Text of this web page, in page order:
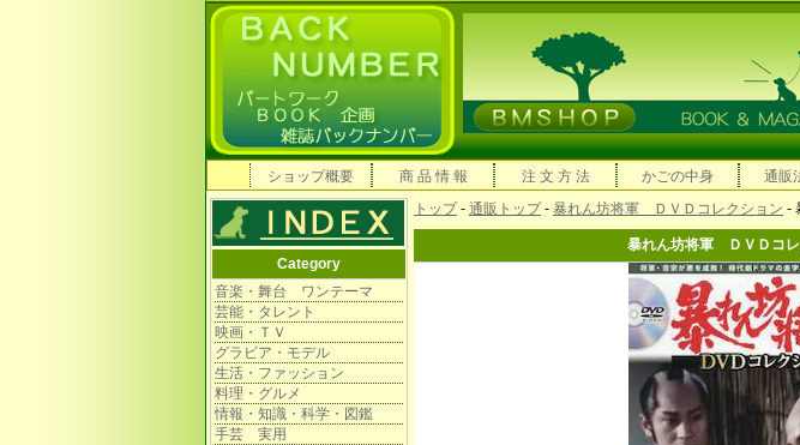
ショップ概要
商 品 情 報 注 文 方 法 かごの中身 通販
Category
音楽・舞台 ワンテーマ
芸能・タレント
映画・ＴＶ
グラビア・モデル
生活・ファッション
料理・グルメ
情報・知識・科学・図鑑
手芸 実用
トップ- 通販トップ- 暴れん坊将軍 ＤＶＤコレクション -
暴れん坊将軍 ＤＶＤコ